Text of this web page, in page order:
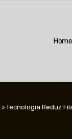
Home
> Tecnologia Reduz